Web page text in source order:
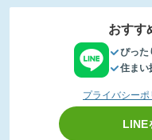
おすす
ぴった
住まい
プライバシーポ
LINE